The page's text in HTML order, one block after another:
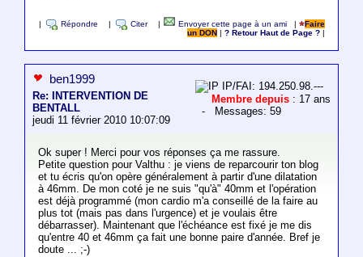
Répondre Citer Envoyer cette page à un ami |
Faire
un DON
|? Retour Haut de Page ?
ben1999
Re: INTERVENTION DE
BENTALL
jeudi 11 février 2010 10:07:09
IP/FAI: 194.250.98.---
Membre depuis : 17 ans
- Messages: 59
Ok super ! Merci pour vos réponses ça me rassure.
Petite question pour Valthu : je viens de reparcourir ton blog
et tu écris qu'on opère généralement à partir d'une dilatation
à 46mm. De mon coté je ne suis "qu'à" 40mm et l'opération
est déjà programmé (mon cardio m'a conseillé de la faire au
plus tot (mais pas dans l'urgence) et je voulais être
débarrasser). Maintenant que l'échéance est fixé je me dis
qu'entre 40 et 46mm ça fait une bonne paire d'année. Bref je
doute ... ;-)